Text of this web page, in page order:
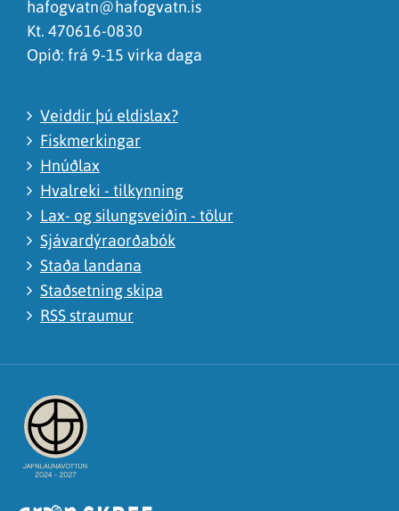
hafogvatn@hafogvatn.is
Kt. 470616-0830
Opið: frá 9-15 virka daga
Veiddir þú eldislax?
Fiskmerkingar
Hnúðlax
Hvalreki - tilkynning
Lax- og silungsveiðin - tölur
Sjávardýraorðabók
Staða landana
Staðsetning skipa
RSS straumur